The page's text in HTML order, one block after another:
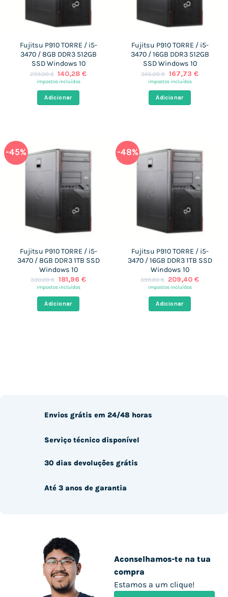
Fujitsu P910 TORRE / i5-
3470 / 8GB DDR3 512GB
SSD Windows 10
299,00€ O
preço
era:
299,00 €.
140,28€O
impostos incluídos
Adicionar
Fujitsu P910 TORRE / i5-
3470 / 16GB DDR3 512GB
SSD Windows 10
366,00€ O
preço
era:
366,00 €.
167,73 €O
impostos incluídos
Adicionar
-45%
Fujitsu P910 TORRE / i5-
3470 / 8GB DDR3 1TB SSD
Windows 10
330,00€ O
preço
era:
330,00 €.
181,96 €O
impostos incluídos
Adicionar
-48%
Fujitsu P910 TORRE / i5-
3470 / 16GB DDR3 1TB SSD
Windows 10
399,00€ O
preço
era:
399,00 €.
209,40€O
impostos incluídos
Adicionar
Aconselhamos-te na tua
compra
Estamos a um clique!
Envios grátis em 24/48 horas
Serviço técnico disponível
30 dias devoluções grátis
Até 3 anos de garantia